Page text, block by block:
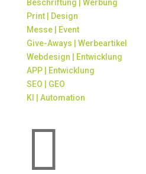
Beschriftung | Werbung
Print | Design
Messe | Event
Give-Aways | Werbeartikel
Webdesign | Entwicklung
APP | Entwicklung
SEO | GEO
KI | Automation
